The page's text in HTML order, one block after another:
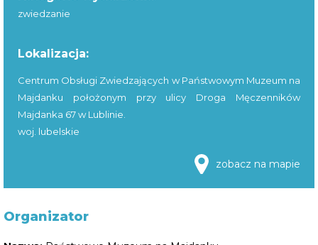
zwiedzanie
Lokalizacja:
Centrum Obsługi Zwiedzających w Państwowym Muzeum na
Majdanku położonym przy ulicy Droga Męczenników
Majdanka 67 w Lublinie.
woj. lubelskie
zobacz na mapie
Organizator